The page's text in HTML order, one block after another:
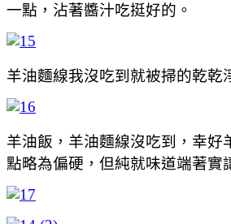
一點，沾著醬汁吃挺好的。
羊油麵線我沒吃到就被掃的乾乾
羊油飯，羊油麵線沒吃到，幸
點略為偏硬，但純就味道端著實